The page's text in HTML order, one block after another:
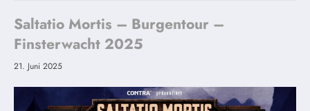
Saltatio Mortis – Burgentour –
Finsterwacht 2025
21. Juni 2025